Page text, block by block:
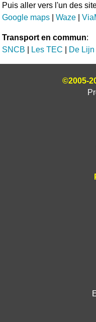
Puis aller vers l'un des
Google maps |Waze |
Transport en commun:
SNCB
Les TEC De Lijn
©2005-